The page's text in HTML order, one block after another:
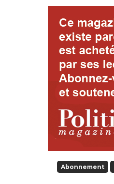
Abonnement